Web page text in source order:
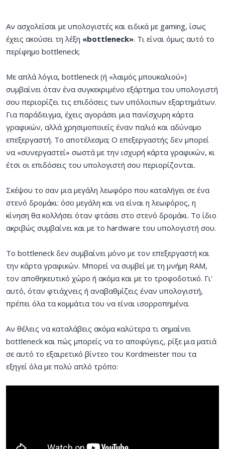
Αν ασχολείσαι με υπολογιστές και ειδικά με gaming, ίσως
έχεις ακούσει τη λέξη «bottleneck». Τι είναι όμως αυτό το
περίφημο bottleneck;
Με απλά λόγια, bottleneck (ή «λαιμός μπουκαλιού»)
συμβαίνει όταν ένα συγκεκριμένο εξάρτημα του υπολογιστή
σου περιορίζει τις επιδόσεις των υπόλοιπων εξαρτημάτων.
Για παράδειγμα, έχεις αγοράσει μια πανίσχυρη κάρτα
γραφικών, αλλά χρησιμοποιείς έναν παλιό και αδύναμο
επεξεργαστή. Το αποτέλεσμα; Ο επεξεργαστής δεν μπορεί
να «συνεργαστεί» σωστά με την ισχυρή κάρτα γραφικών, κι
έτσι οι επιδόσεις του υπολογιστή σου περιορίζονται.
Σκέψου το σαν μια μεγάλη λεωφόρο που καταλήγει σε ένα
στενό δρομάκι: όσο μεγάλη και να είναι η λεωφόρος, η
κίνηση θα κολλήσει όταν φτάσει στο στενό δρομάκι. Το ίδιο
ακριβώς συμβαίνει και με το hardware του υπολογιστή σου.
Το bottleneck δεν συμβαίνει μόνο με τον επεξεργαστή και
την κάρτα γραφικών. Μπορεί να συμβεί με τη μνήμη RAM,
τον αποθηκευτικό χώρο ή ακόμα και με το τροφοδοτικό. Γι'
αυτό, όταν φτιάχνεις ή αναβαθμίζεις έναν υπολογιστή,
πρέπει όλα τα κομμάτια του να είναι ισορροπημένα.
Αν θέλεις να καταλάβεις ακόμα καλύτερα τι σημαίνει
bottleneck και πώς μπορείς να το αποφύγεις, ρίξε μια ματιά
σε αυτό το εξαιρετικό βίντεο του Kordmeister που τα
εξηγεί όλα με πολύ απλό τρόπο: